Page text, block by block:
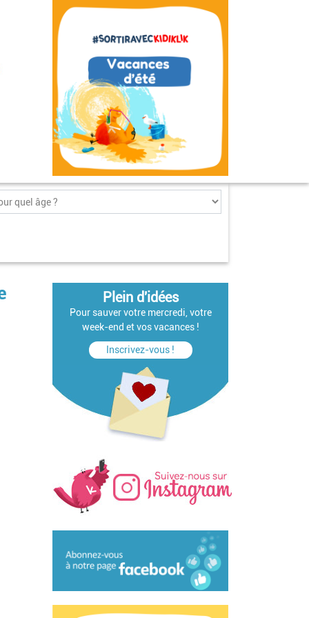
Plein d'idées
Pour sauver votre mercredi, votre
week-end et vos vacances !
Inscrivez-vous !